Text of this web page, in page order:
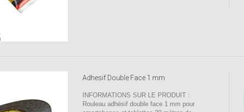
Adhesif Double Face 1 mm
INFORMATIONS SUR LE PRODUIT :
Rouleau adhésif double face 1 mm pour